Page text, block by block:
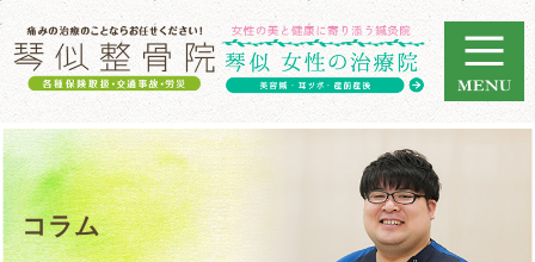
コラム